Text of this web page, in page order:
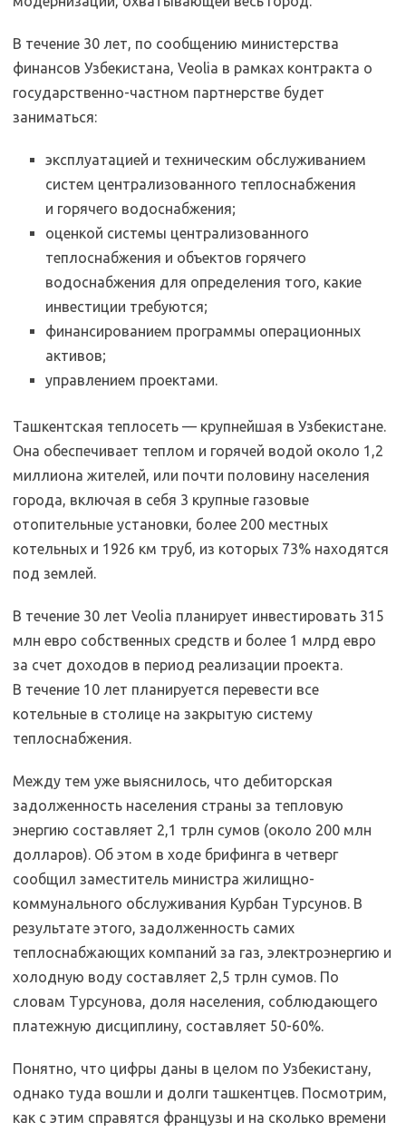
В течение 30 лет, по сообщению министерства
финансов Узбекистана, Veolia в рамках контракта о
государственно-частном партнерстве будет
заниматься:
эксплуатацией и техническим обслуживанием
систем централизованного теплоснабжения
и горячего водоснабжения;
оценкой системы централизованного
теплоснабжения и объектов горячего
водоснабжения для определения того, какие
инвестиции требуются;
финансированием программы операционных
активов;
управлением проектами.
Ташкентская теплосеть — крупнейшая в Узбекистане.
Она обеспечивает теплом и горячей водой около 1,2
миллиона жителей, или почти половину населения
города, включая в себя 3 крупные газовые
отопительные установки, более 200 местных
котельных и 1926 км труб, из которых 73% находятся
под землей.
В течение 30 лет Veolia планирует инвестировать 315
млн евро собственных средств и более 1 млрд евро
за счет доходов в период реализации проекта.
В течение 10 лет планируется перевести все
котельные в столице на закрытую систему
теплоснабжения.
Между тем уже выяснилось, что дебиторская
задолженность населения страны за тепловую
энергию составляет 2,1 трлн сумов (около 200 млн
долларов). Об этом в ходе брифинга в четверг
сообщил заместитель министра жилищно-
коммунального обслуживания Курбан Турсунов. В
результате этого, задолженность самих
теплоснабжающих компаний за газ, электроэнергию и
холодную воду составляет 2,5 трлн сумов. По
словам Турсунова, доля населения, соблюдающего
платежную дисциплину, составляет 50-60%.
Понятно, что цифры даны в целом по Узбекистану,
однако туда вошли и долги ташкентцев. Посмотрим,
как с этим справятся французы и на сколько времени